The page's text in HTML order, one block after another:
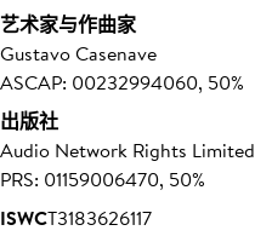
艺术家与作曲家
Gustavo Casenave
ASCAP: 00232994060, 50%
出版社
Audio Network Rights Limited
PRS: 01159006470, 50%
ISWCT3183626117